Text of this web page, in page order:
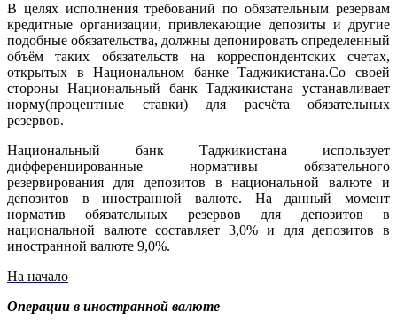
В целях исполнения требований по обязательным резервам
кредитные организации, привлекающие депозиты и другие
подобные обязательства, должны депонировать определенный
объём таких обязательств на корреспондентских счетах,
открытых в Национальном банке Таджикистана.Со своей
стороны Национальный банк Таджикистана устанавливает
норму(процентные ставки) для расчёта обязательных
резервов.
Национальный банк Таджикистана использует
дифференцированные нормативы обязательного
резервирования для депозитов в национальной валюте и
депозитов в иностранной валюте. На данный момент
норматив обязательных резервов для депозитов в
национальной валюте составляет 3,0% и для депозитов в
иностранной валюте 9,0%.
На начало
Операции в иностранной валюте